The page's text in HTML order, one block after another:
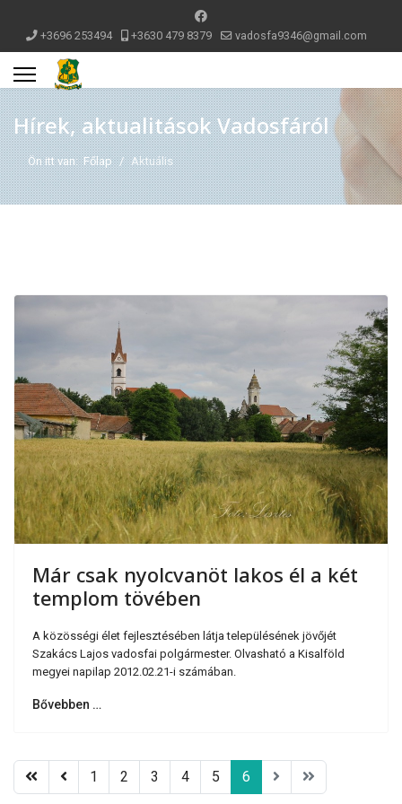
+3696 253494 +3630 479 8379 vadosfa9346@gmail.com
Hírek, aktualitások Vadosfáról
Ön itt van:Főlap Aktuális
Már csak nyolcvanöt lakos él a két
templom tövében
A közösségi élet fejlesztésében látja településének jövőjét
Szakács Lajos vadosfai polgármester. Olvasható a Kisalföld
megyei napilap 2012.02.21-i számában.
Bővebben …
1 2 3 4 5 6